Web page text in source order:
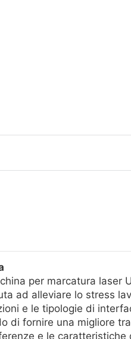
per marcatura
ad alleviare lo stress
e le tipologie di
di fornire una migliore
e le